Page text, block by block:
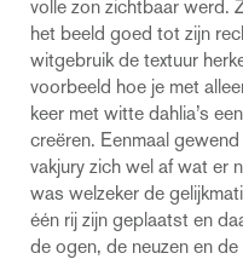
volle zon zichtbaar werd.
het beeld goed tot zijn
witgebruik de textuur
voorbeeld hoe je met
keer met witte dahlia’s
creëren. Eenmaal
vakjury zich wel af wat er
was welzeker de
één rij zijn geplaatst en
de ogen, de neuzen en